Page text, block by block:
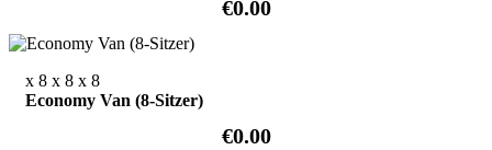
€0.00
x 8 x 8 x 8
Economy Van (8-Sitzer)
€0.00